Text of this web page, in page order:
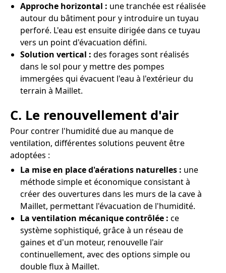
Approche horizontal : une tranchée est réalisée
autour du bâtiment pour y introduire un tuyau
perforé. L'eau est ensuite dirigée dans ce tuyau
vers un point d'évacuation défini.
Solution vertical : des forages sont réalisés
dans le sol pour y mettre des pompes
immergées qui évacuent l'eau à l'extérieur du
terrain à Maillet.
C. Le renouvellement d'air
Pour contrer l'humidité due au manque de
ventilation, différentes solutions peuvent être
adoptées :
La mise en place d'aérations naturelles : une
méthode simple et économique consistant à
créer des ouvertures dans les murs de la cave à
Maillet, permettant l'évacuation de l'humidité.
La ventilation mécanique contrôlée : ce
système sophistiqué, grâce à un réseau de
gaines et d'un moteur, renouvelle l'air
continuellement, avec des options simple ou
double flux à Maillet.